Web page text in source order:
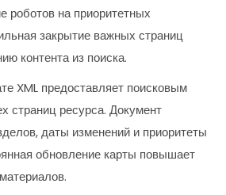
роботов на приоритетных
закрытие важных страниц
контента из поиска.
XML предоставляет поисковым
страниц ресурса. Документ
даты изменений и приоритеты
обновление карты повышает